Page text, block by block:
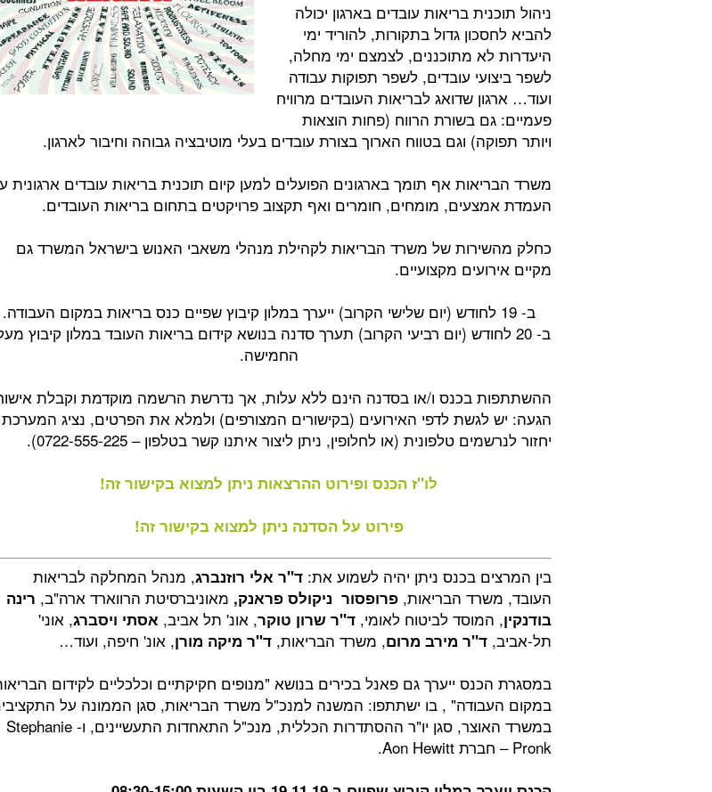
ניהול תוכנית בריאות עובדים בארגון יכולה
להביא לחסכון גדול בתקורות, להוריד ימי
היעדרות לא מתוכננים, לצמצם ימי מחלה,
לשפר ביצועי עובדים, לשפר תפוקות עבודה
ועוד… ארגון שדואג לבריאות העובדים מרוויח
פעמיים: גם בשורת הרווח (פחות הוצאות
ויותר תפוקה) וגם בטווח הארוך בצורת עובדים בעלי מוטיבציה גבוהה וחיבור לארגון.
משרד הבריאות אף תומך בארגונים הפועלים למען קיום תוכנית בריאות עובדים ארגונית
העמדת אמצעים, מומחים, חומרים ואף תקצוב פרויקטים בתחום בריאות העובדים.
כחלק מהשירות של משרד הבריאות לקהילת מנהלי משאבי האנוש בישראל המשרד גם
מקיים אירועים מקצועיים.
ב- 19 לחודש (יום שלישי הקרוב) ייערך במלון קיבוץ שפיים כנס בריאות במקום העבודה.
ב- 20 לחודש (יום רביעי הקרוב) תערך סדנה בנושא קידום בריאות העובד במלון קיבוץ
החמישה.
ההשתתפות בכנס ו/או בסדנה הינם ללא עלות, אך נדרשת הרשמה מוקדמת וקבלת
הגעה: יש לגשת לדפי האירועים (בקישורים המצורפים) ולמלא את הפרטים, נציג המערכת
יחזור לנרשמים טלפונית (או לחלופין, ניתן ליצור איתנו קשר בטלפון – 0722-555-225).
לו"ז הכנס ופירוט ההרצאות ניתן למצוא בקישור זה!
פירוט על הסדנה ניתן למצוא בקישור זה!
בין המרצים בכנס ניתן יהיה לשמוע את:ד"ר אלי רוזנברג, מנהל המחלקה לבריאות
העובד, משרד הבריאות,פרופסור ניקולס פראנק, מאוניברסיטת הרווארד ארה"ב, רינה
בודנקין, המוסד לביטוח לאומי, ד"ר שרון טוקר, אונ' תל אביב, אסתי ויסברג, אוני'
תל-אביב,ד"ר מירב מרום, משרד הבריאות,ד"ר מיקה מורן, אונ' חיפה, ועוד…
במסגרת הכנס ייערך גם פאנל בכירים בנושא "מנופים חקיקתיים וכלכליים לקידום
במקום העבודה" , בו ישתתפו: המשנה למנכ"ל משרד הבריאות, סגן הממונה על
במשרד האוצר, סגן יו"ר ההסתדרות הכללית, מנכ"ל התאחדות התעשיינים, ו- Stephanie
Pronk – חברת Aon Hewitt.